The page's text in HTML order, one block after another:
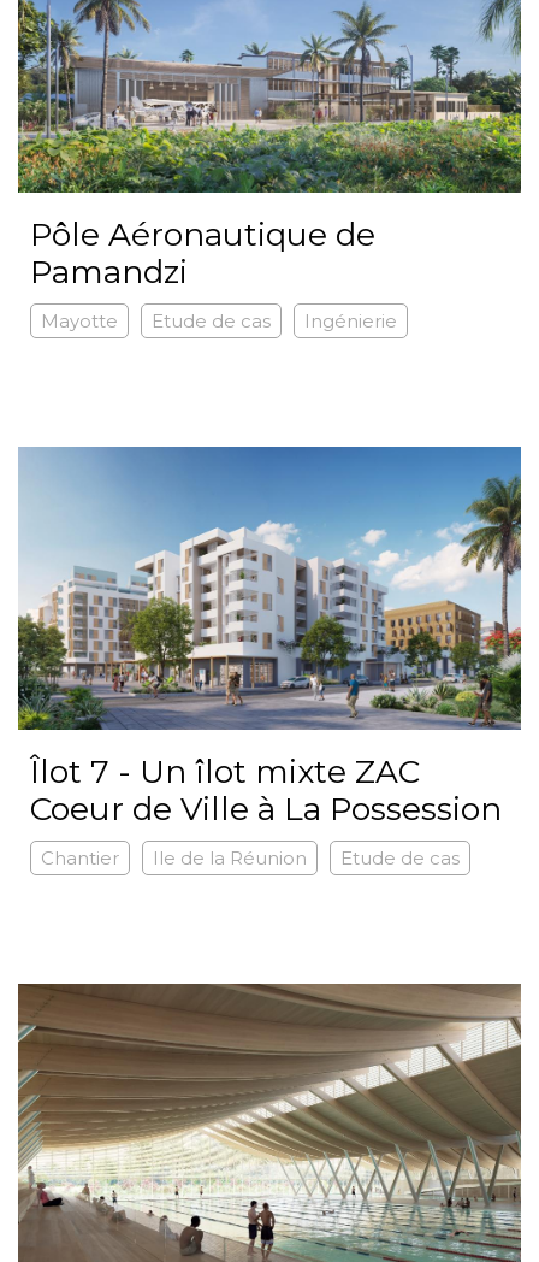
Pôle Aéronautique de
Pamandzi
Mayotte Etude de cas Ingénierie
Îlot 7 - Un îlot mixte ZAC
Coeur de Ville à La Possession
Chantier Ile de la Réunion Etude de cas